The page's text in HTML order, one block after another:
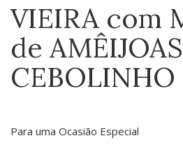
VIEIRA com
de
CEBOLINHO
Para uma Ocasião Especial